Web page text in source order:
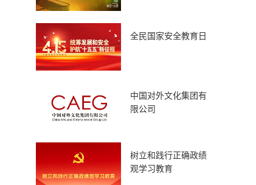
全民国家安全教育日
中国对外文化集团有
限公司
树立和践行正确政绩
观学习教育